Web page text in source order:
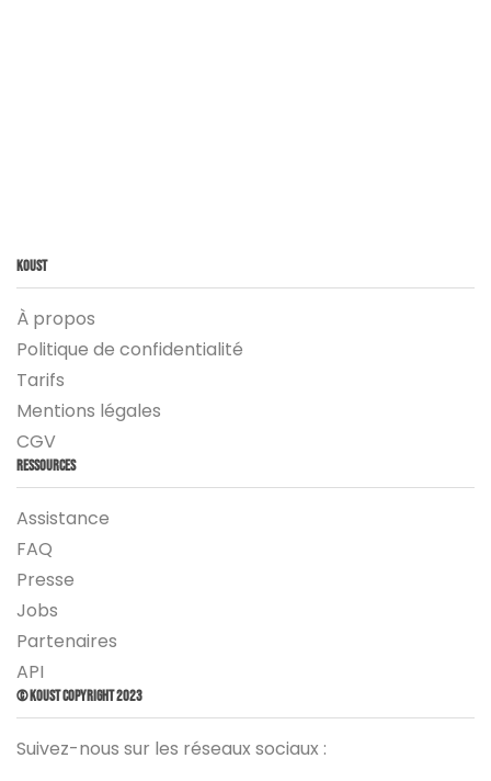
Koust
À propos
Politique de confidentialité
Tarifs
Mentions légales
CGV
Ressources
Assistance
FAQ
Presse
Jobs
Partenaires
API
© Koust Copyright 2023
Suivez-nous sur les réseaux sociaux :